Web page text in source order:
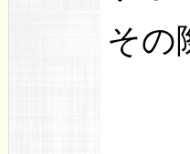
その